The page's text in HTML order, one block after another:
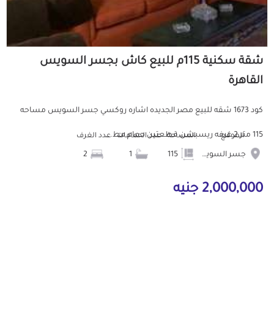
شقة سكنية 115م للبيع كاش بجسر السويس
القاهرة
كود 1673 شقه للبيع مصر الجديده اشاره روكسي جسر السويس مساحه
115 متر 2 غرفه ريسبشن قطعتين حمام مط... الموقع
جسر السويس
المساحة عدد الحمامات عدد الغرف
2,000,000 جنيه